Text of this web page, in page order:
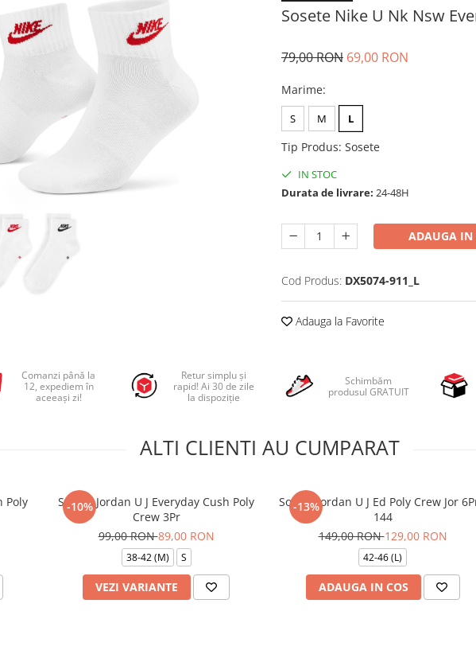
Sosete Nike U Nk Nsw
79,00 RON 69,00 RON
Marime:
S M L
Tip Produs: Sosete
IN STOC
Durata de livrare: 24-48H
ADAUGA IN
Cod Produs: DX5074-911_L
Adauga la Favorite
Comanzi până la
12, expediem în
aceeași zi!
Retur simplu și
rapid! Ai 30 de zile
la dispoziție
Schimbăm
produsul GRATUIT
ALTI CLIENTI AU CUMPARAT
Poly
-10%
Sosete Jordan U J Everyday Cush Poly
Crew 3Pr
99,00 RON89,00 RON
38-42 (M) S
VEZI VARIANTE
-13%
Sosete Jordan U J Ed Poly Crew Jor
144
149,00 RON129,00 RON
42-46 (L)
ADAUGA IN COS